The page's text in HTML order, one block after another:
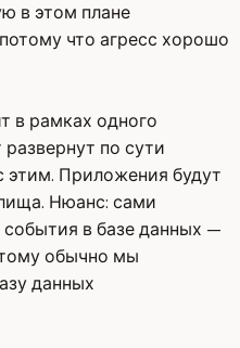
в этом плане
что агресс хорошо
в рамках одного
по сути
Приложения будут
Нюанс: сами
в базе данных —
обычно мы
данных